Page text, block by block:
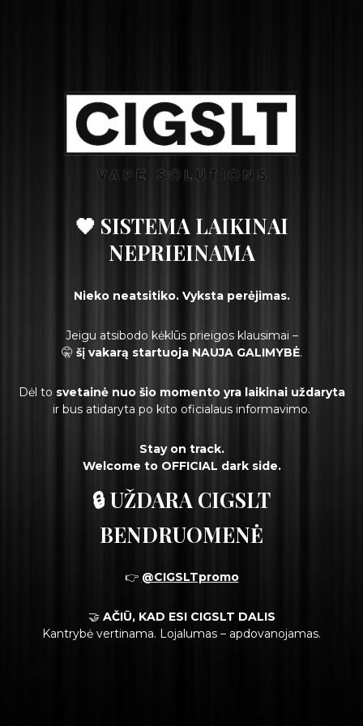
🖤 SISTEMA LAIKINAI
NEPRIEINAMA
Nieko neatsitiko. Vyksta perėjimas.
Jeigu atsibodo kėklūs prieigos klausimai –
🤫 šį vakarą startuoja NAUJA GALIMYBĖ.
Dėl to svetainė nuo šio momento yra laikinai uždaryta
ir bus atidaryta po kito oficialaus informavimo.
Stay on track.
Welcome to OFFICIAL dark side.
🔒 UŽDARA CIGSLT
BENDRUOMENĖ
👉 @CIGSLTpromo
🤝 AČIŪ, KAD ESI CIGSLT DALIS
Kantrybė vertinama. Lojalumas – apdovanojamas.